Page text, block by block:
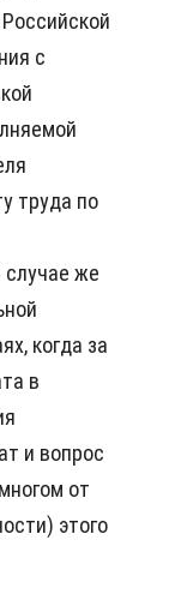
с
труда по
случае же
когда за
в
и вопрос
от
этого